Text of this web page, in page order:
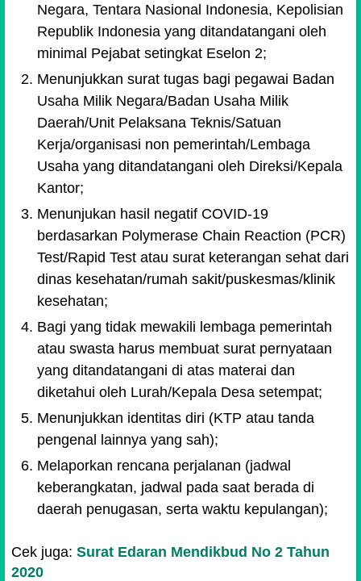
Negara, Tentara Nasional Indonesia, Kepolisian
Republik Indonesia yang ditandatangani oleh
minimal Pejabat setingkat Eselon 2;
Menunjukkan surat tugas bagi pegawai Badan
Usaha Milik Negara/Badan Usaha Milik
Daerah/Unit Pelaksana Teknis/Satuan
Kerja/organisasi non pemerintah/Lembaga
Usaha yang ditandatangani oleh Direksi/Kepala
Kantor;
Menunjukan hasil negatif COVID-19
berdasarkan Polymerase Chain Reaction (PCR)
Test/Rapid Test atau surat keterangan sehat dari
dinas kesehatan/rumah sakit/puskesmas/klinik
kesehatan;
Bagi yang tidak mewakili lembaga pemerintah
atau swasta harus membuat surat pernyataan
yang ditandatangani di atas materai dan
diketahui oleh Lurah/Kepala Desa setempat;
Menunjukkan identitas diri (KTP atau tanda
pengenal lainnya yang sah);
Melaporkan rencana perjalanan (jadwal
keberangkatan, jadwal pada saat berada di
daerah penugasan, serta waktu kepulangan);
Cek juga: Surat Edaran Mendikbud No 2 Tahun
2020